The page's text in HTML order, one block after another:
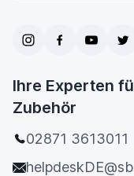
Ihre Experten
Zubehör
02871 3613011